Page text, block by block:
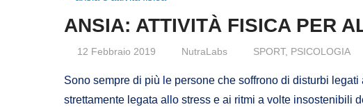
ANSIA: ATTIVITÀ FISICA PER
12 Febbraio 2019 NutraLabs SPORT, PSICOLOGIA
Sono sempre di più le persone che soffrono di disturbi legati
strettamente legata allo stress e ai ritmi a volte insostenibili